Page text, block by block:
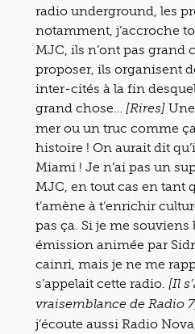
radio underground, les
notamment, j’accroche
MJC, ils n’ont pas grand
proposer, ils organisent
inter-cités à la fin
grand chose…
[Rires]
mer ou un truc comme
histoire ! On aurait dit
Miami ! Je n’ai pas un
MJC, en tout cas en tant
t’amène à t’enrichir
pas ça. Si je me souviens
émission animée par
cainri, mais je ne me
s’appelait cette radio. [Il
vraisemblance de Radio
j’écoute aussi Radio